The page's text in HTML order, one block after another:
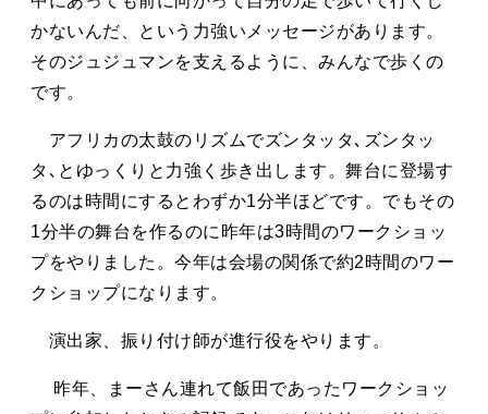
かないんだ、という力強いメッセージがあります。
そのジュジュマンを支えるように、みんなで歩くの
です。
アフリカの太鼓のリズムでズンタッタ､ ズンタッ
タ､とゆっくりと力強く歩き出します。舞台に登場す
るのは時間にするとわずか1分半ほどです。でもその
1分半の舞台を作るのに昨年は3時間のワークショッ
プをやりました。今年は会場の関係で約2時間のワー
クショップになります。
演出家、振り付け師が進行役をやります。
昨年、まーさん連れて飯田であったワークショッ